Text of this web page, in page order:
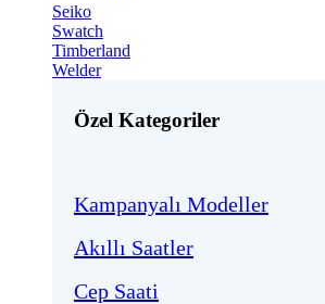
Seiko
Swatch
Timberland
Welder
Özel Kategoriler
Kampanyalı Modeller
Akıllı Saatler
Cep Saati